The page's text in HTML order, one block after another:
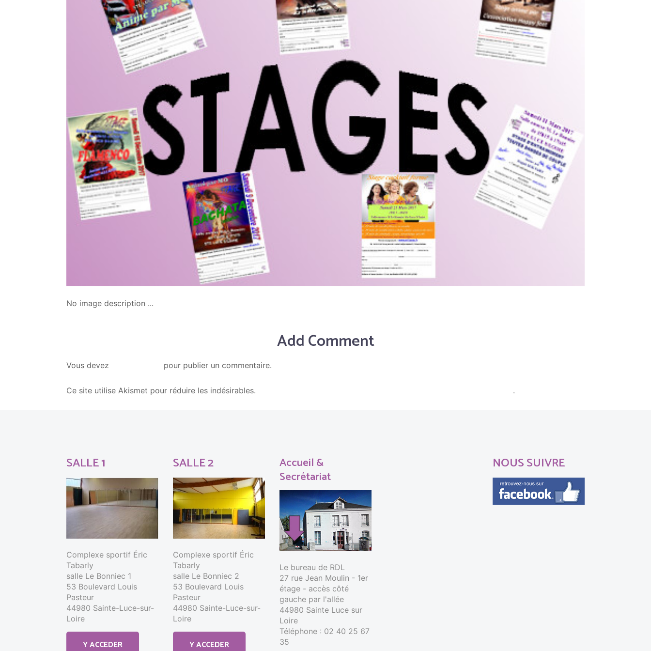
No image description ...
Add Comment
Vous devez pour publier un commentaire.
Ce site utilise Akismet pour réduire les indésirables. .
SALLE 1
Complexe sportif Éric
Tabarly
salle Le Bonniec 1
53 Boulevard Louis
Pasteur
44980 Sainte-Luce-sur-
Loire
Y ACCEDER
SALLE 2
Complexe sportif Éric
Tabarly
salle Le Bonniec 2
53 Boulevard Louis
Pasteur
44980 Sainte-Luce-sur-
Loire
Y ACCEDER
Accueil &
Secrétariat
Le bureau de RDL
27 rue Jean Moulin - 1er
étage - accès côté
gauche par l'allée
44980 Sainte Luce sur
Loire
Téléphone : 02 40 25 67
35
NOUS SUIVRE